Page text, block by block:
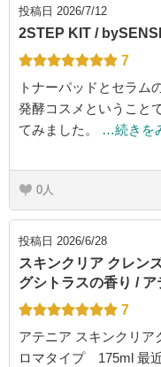
投稿日 2026/7/12
2STEP KIT /
7
トナーパッドとセラム
発酵コスメということ
てみました。
…続きを
0
投稿日 2026/6/28
スキンクリア クレン
グシトラスの香り / ア
7
アテニア スキンクリ
ロマタイプ 175ml 最